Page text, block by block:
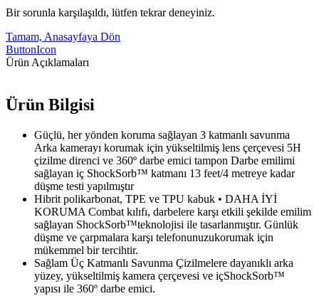
Bir sorunla karşılaşıldı, lütfen tekrar deneyiniz.
Tamam, Anasayfaya Dön
ButtonIcon
Ürün Açıklamaları
Ürün Bilgisi
Güçlü, her yönden koruma sağlayan 3 katmanlı savunma
Arka kamerayı korumak için yükseltilmiş lens çerçevesi 5H
çizilme direnci ve 360º darbe emici tampon Darbe emilimi
sağlayan iç ShockSorb™ katmanı 13 feet/4 metreye kadar
düşme testi yapılmıştır
Hibrit polikarbonat, TPE ve TPU kabuk • DAHA İYİ
KORUMA Combat kılıfı, darbelere karşı etkili şekilde emilim
sağlayan ShockSorb™teknolojisi ile tasarlanmıştır. Günlük
düşme ve çarpmalara karşı telefonunuzukorumak için
mükemmel bir tercihtir.
Sağlam Üç Katmanlı Savunma Çizilmelere dayanıklı arka
yüzey, yükseltilmiş kamera çerçevesi ve içShockSorb™
yapısı ile 360º darbe emici.